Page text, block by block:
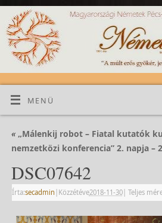
MENÜ
«„Málenkij robot – Fiatal kutatók
nemzetközi konferencia” 2. napja –
DSC07642
Írta:secadmin | Közzétéve2018-11-30| Teljes